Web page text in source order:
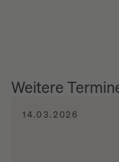
Weitere
14.03.2026